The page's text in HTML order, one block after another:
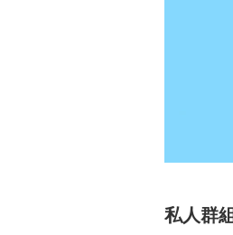
私人群